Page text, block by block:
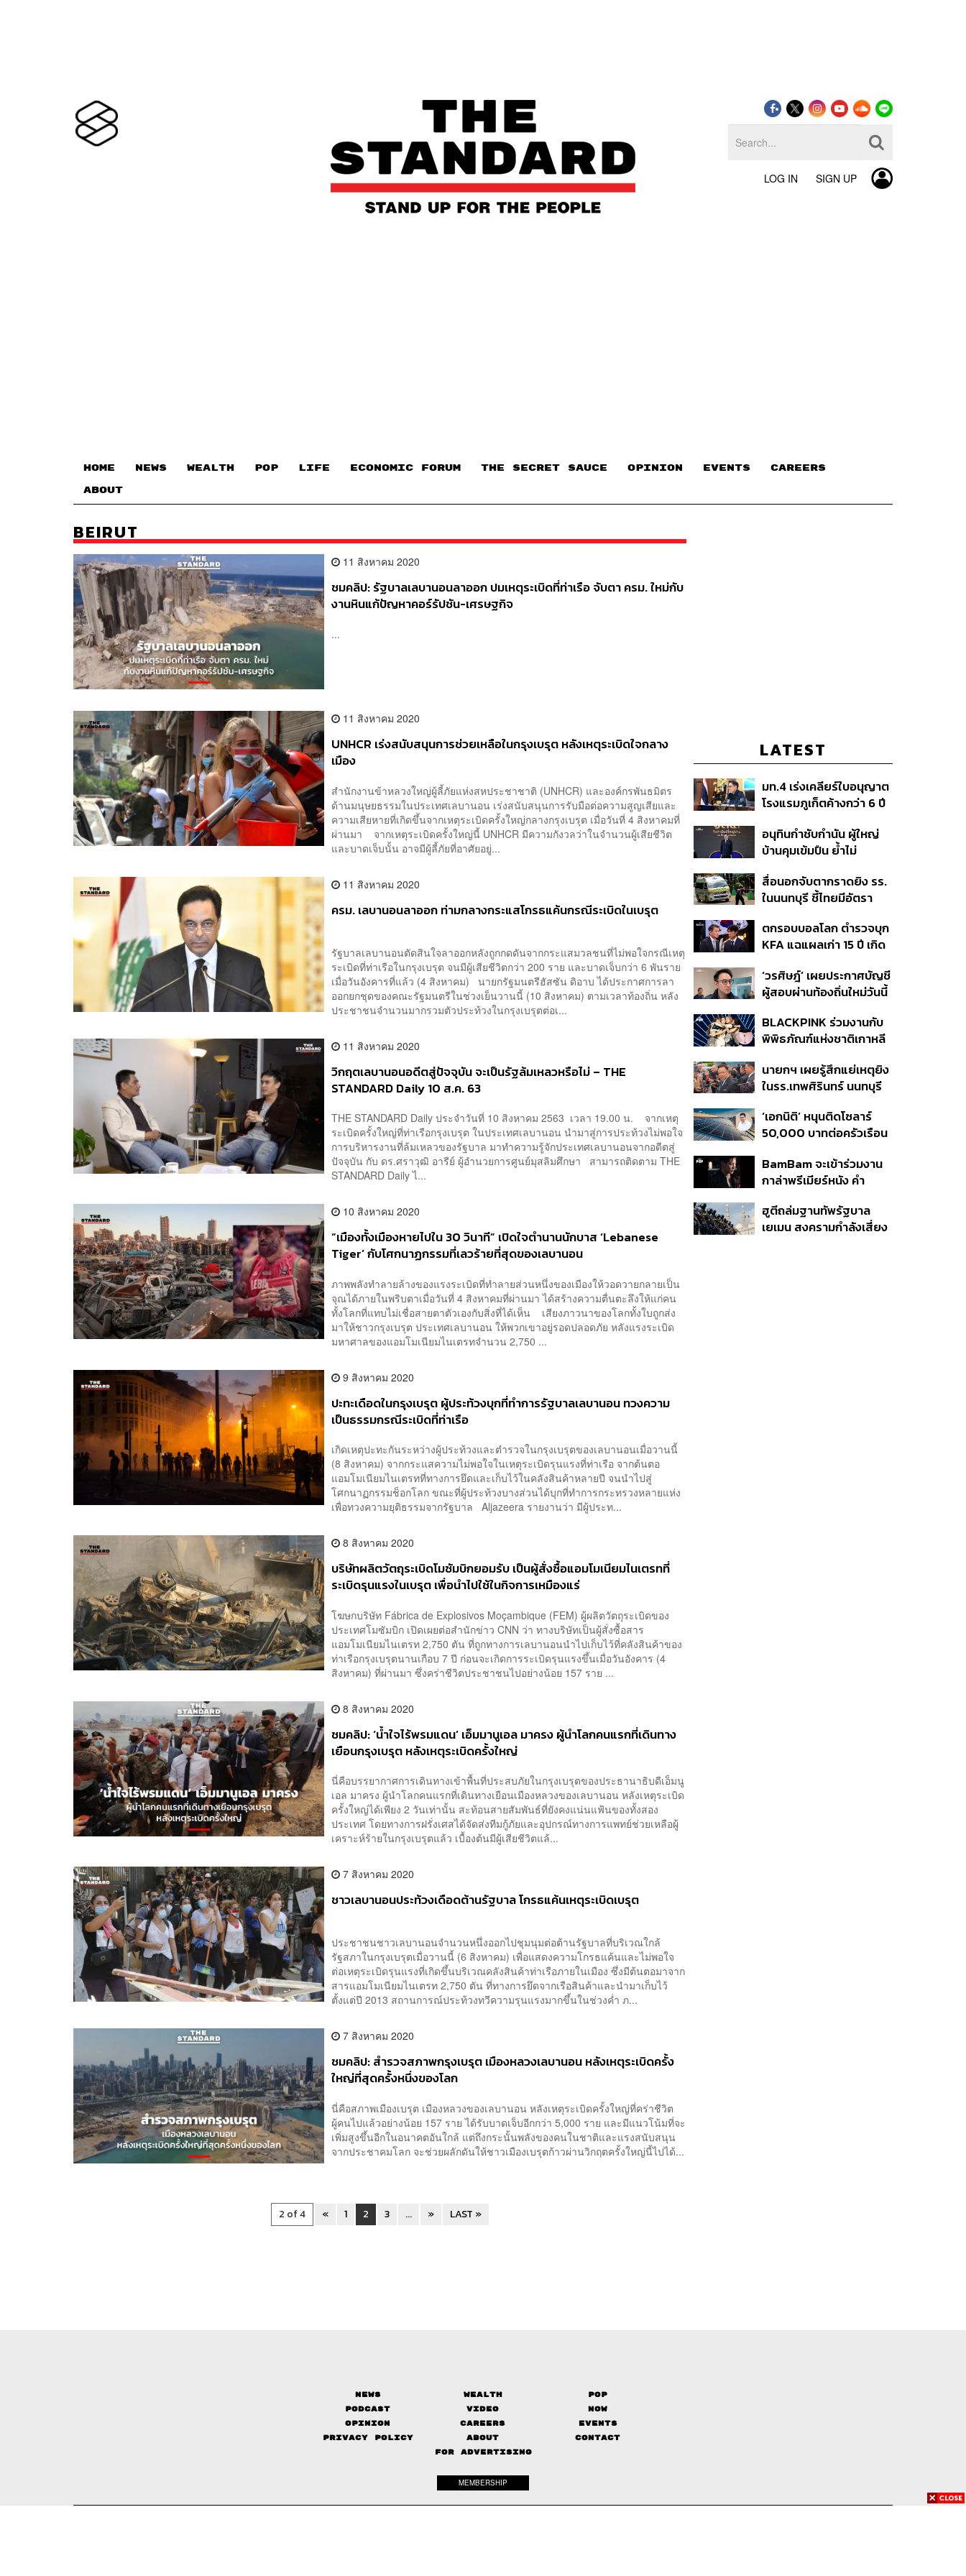
LOG IN SIGN UP
HOME NEWS WEALTH POP LIFE ECONOMIC FORUM THE SECRET SAUCE​ OPINION EVENTS CAREERS
ABOUT
BEIRUT
11 สิงหาคม 2020
ชมคลิป: รัฐบาลเลบานอนลาออก ปมเหตุระเบิดที่ท่าเรือ จับตา ครม. ใหม่กับ
งานหินแก้ปัญหาคอร์รัปชัน-เศรษฐกิจ
...
11 สิงหาคม 2020
UNHCR เร่งสนับสนุนการช่วยเหลือในกรุงเบรุต หลังเหตุระเบิดใจกลาง
เมือง
สำนักงานข้าหลวงใหญ่ผู้ลี้ภัยแห่งสหประชาชาติ (UNHCR) และองค์กรพันธมิตร
ด้านมนุษยธรรมในประเทศเลบานอน เร่งสนับสนุนการรับมือต่อความสูญเสียและ
ความเสียหายที่เกิดขึ้นจากเหตุระเบิดครั้งใหญ่กลางกรุงเบรุต เมื่อวันที่ 4 สิงหาคมที่
ผ่านมา จากเหตุระเบิดครั้งใหญ่นี้ UNHCR มีความกังวลว่าในจำนวนผู้เสียชีวิต
และบาดเจ็บนั้น อาจมีผู้ลี้ภัยที่อาศัยอยู่...
11 สิงหาคม 2020
ครม. เลบานอนลาออก ท่ามกลางกระแสโกรธแค้นกรณีระเบิดในเบรุต
รัฐบาลเลบานอนตัดสินใจลาออกหลังถูกกดดันจากกระแสมวลชนที่ไม่พอใจกรณีเหตุ
ระเบิดที่ท่าเรือในกรุงเบรุต จนมีผู้เสียชีวิตกว่า 200 ราย และบาดเจ็บกว่า 6 พันราย
เมื่อวันอังคารที่แล้ว (4 สิงหาคม) นายกรัฐมนตรีฮัสซัน ดิอาบ ได้ประกาศการลา
ออกยกชุดของคณะรัฐมนตรีในช่วงเย็นวานนี้ (10 สิงหาคม) ตามเวลาท้องถิ่น หลัง
ประชาชนจำนวนมากรวมตัวประท้วงในกรุงเบรุตต่อเ...
11 สิงหาคม 2020
วิกฤตเลบานอนอดีตสู่ปัจจุบัน จะเป็นรัฐล้มเหลวหรือไม่ – THE
STANDARD Daily 10 ส.ค. 63
THE STANDARD Daily ประจำวันที่ 10 สิงหาคม 2563 เวลา 19.00 น. จากเหตุ
ระเบิดครั้งใหญ่ที่ท่าเรือกรุงเบรุต ในประเทศเลบานอน นำมาสู่การประท้วงไม่พอใจ
การบริหารงานที่ล้มเหลวของรัฐบาล มาทำความรู้จักประเทศเลบานอนจากอดีตสู่
ปัจจุบัน กับ ดร.ศราวุฒิ อารีย์ ผู้อำนวยการศูนย์มุสลิมศึกษา สามารถติดตาม THE
STANDARD Daily ไ...
10 สิงหาคม 2020
“เมืองทั้งเมืองหายไปใน 30 วินาที” เปิดใจตำนานนักบาส ‘Lebanese
Tiger’ กับโศกนาฏกรรมที่เลวร้ายที่สุดของเลบานอน
ภาพพลังทำลายล้างของแรงระเบิดที่ทำลายส่วนหนึ่งของเมืองให้วอดวายกลายเป็น
จุณได้ภายในพริบตาเมื่อวันที่ 4 สิงหาคมที่ผ่านมา ได้สร้างความตื่นตะลึงให้แก่คน
ทั้งโลกที่แทบไม่เชื่อสายตาตัวเองกับสิ่งที่ได้เห็น เสียงภาวนาของโลกทั้งใบถูกส่ง
มาให้ชาวกรุงเบรุต ประเทศเลบานอน ให้พวกเขาอยู่รอดปลอดภัย หลังแรงระเบิด
มหาศาลของแอมโมเนียมไนเตรทจำนวน 2,750 ...
9 สิงหาคม 2020
ปะทะเดือดในกรุงเบรุต ผู้ประท้วงบุกที่ทำการรัฐบาลเลบานอน ทวงความ
เป็นธรรมกรณีระเบิดที่ท่าเรือ
เกิดเหตุปะทะกันระหว่างผู้ประท้วงและตำรวจในกรุงเบรุตของเลบานอนเมื่อวานนี้
(8 สิงหาคม) จากกระแสความไม่พอใจในเหตุระเบิดรุนแรงที่ท่าเรือ จากต้นตอ
แอมโมเนียมไนเตรทที่ทางการยึดและเก็บไว้ในคลังสินค้าหลายปี จนนำไปสู่
โศกนาฏกรรมช็อกโลก ขณะที่ผู้ประท้วงบางส่วนได้บุกที่ทำการกระทรวงหลายแห่ง
เพื่อทวงความยุติธรรมจากรัฐบาล Aljazeera รายงานว่า มีผู้ประท...
8 สิงหาคม 2020
บริษัทผลิตวัตถุระเบิดโมซัมบิกยอมรับ เป็นผู้สั่งซื้อแอมโมเนียมไนเตรทที่
ระเบิดรุนแรงในเบรุต เพื่อนำไปใช้ในกิจการเหมืองแร่
โฆษกบริษัท Fábrica de Explosivos Moçambique (FEM) ผู้ผลิตวัตถุระเบิดของ
ประเทศโมซัมบิก เปิดเผยต่อสำนักข่าว CNN ว่า ทางบริษัทเป็นผู้สั่งซื้อสาร
แอมโมเนียมไนเตรท 2,750 ตัน ที่ถูกทางการเลบานอนนำไปเก็บไว้ที่คลังสินค้าของ
ท่าเรือกรุงเบรุตนานเกือบ 7 ปี ก่อนจะเกิดการระเบิดรุนแรงขึ้นเมื่อวันอังคาร (4
สิงหาคม) ที่ผ่านมา ซึ่งคร่าชีวิตประชาชนไปอย่างน้อย 157 ราย ...
8 สิงหาคม 2020
ชมคลิป: ‘น้ำใจไร้พรมแดน’ เอ็มมานูเอล มาครง ผู้นำโลกคนแรกที่เดินทาง
เยือนกรุงเบรุต หลังเหตุระเบิดครั้งใหญ่
นี่คือบรรยากาศการเดินทางเข้าพื้นที่ประสบภัยในกรุงเบรุตของประธานาธิบดีเอ็มนู
เอล มาครง ผู้นำโลกคนแรกที่เดินทางเยือนเมืองหลวงของเลบานอน หลังเหตุระเบิด
ครั้งใหญ่ได้เพียง 2 วันเท่านั้น สะท้อนสายสัมพันธ์ที่ยังคงแน่นแฟ้นของทั้งสอง
ประเทศ โดยทางการฝรั่งเศสได้จัดส่งทีมกู้ภัยและอุปกรณ์ทางการแพทย์ช่วยเหลือผู้
เคราะห์ร้ายในกรุงเบรุตแล้ว เบื้องต้นมีผู้เสียชีวิตแล้...
7 สิงหาคม 2020
ชาวเลบานอนประท้วงเดือดต้านรัฐบาล โกรธแค้นเหตุระเบิดเบรุต
ประชาชนชาวเลบานอนจำนวนหนึ่งออกไปชุมนุมต่อต้านรัฐบาลที่บริเวณใกล้
รัฐสภาในกรุงเบรุตเมื่อวานนี้ (6 สิงหาคม) เพื่อแสดงความโกรธแค้นและไม่พอใจ
ต่อเหตุระเบิดรุนแรงที่เกิดขึ้นบริเวณคลังสินค้าท่าเรือภายในเมือง ซึ่งมีต้นตอมาจาก
สารแอมโมเนียมไนเตรท 2,750 ตัน ที่ทางการยึดจากเรือสินค้าและนำมาเก็บไว้
ตั้งแต่ปี 2013 สถานการณ์ประท้วงทวีความรุนแรงมากขึ้นในช่วงค่ำ ภ...
7 สิงหาคม 2020
ชมคลิป: สำรวจสภาพกรุงเบรุต เมืองหลวงเลบานอน หลังเหตุระเบิดครั้ง
ใหญ่ที่สุดครั้งหนึ่งของโลก
นี่คือสภาพเมืองเบรุต เมืองหลวงของเลบานอน หลังเหตุระเบิดครั้งใหญ่ที่คร่าชีวิต
ผู้คนไปแล้วอย่างน้อย 157 ราย ได้รับบาดเจ็บอีกกว่า 5,000 ราย และมีแนวโน้มที่จะ
เพิ่มสูงขึ้นอีกในอนาคตอันใกล้ แต่ถึงกระนั้นพลังของคนในชาติและแรงสนับสนุน
จากประชาคมโลก จะช่วยผลักดันให้ชาวเมืองเบรุตก้าวผ่านวิกฤตครั้งใหญ่นี้ไปได้...
2 of 4 « 1 2 3 ... » LAST »
LATEST
มท.4 เร่งเคลียร์ใบอนุญาต
โรงแรมภูเก็ตค้างกว่า 6 ปี
โมเดลแก้ทั้งประเทศ
อนุทินกำชับกำนัน ผู้ใหญ่
บ้านคุมเข้มปืน ย้ำไม่
หน้าที่พกปืนออกนอก
เคหสถาน หวั่นพฤติกรรม
เกิดเหตุ
สื่อนอกจับตากราดยิง รร.
ในนนทบุรี ชี้ไทยมีอัตรา
ต้นของภูมิภาค
ตกรอบบอลโลก ตำรวจบุก
KFA แฉแผลเก่า 15 ปี เกิด
เกาหลีใต้?
‘วรศิษฎ์’ เผยประกาศบัญชี
ผู้สอบผ่านท้องถิ่นใหม่วันนี้
5,925 ราย เริ่ม ต.ค.
BLACKPINK ร่วมงานกับ
พิพิธภัณฑ์แห่งชาติเกาหลี
10 ปีการเดบิวต์
นายกฯ เผยรู้สึกแย่เหตุยิง
ในรร.เทพศิรินทร์ นนทบุรี
เหตุรัฐไม่ต่อใบอนุญาตพก
พา-ครอบครองปืน
‘เอกนิติ’ หนุนติดโซลาร์
50,000 บาทต่อครัวเรือน
ปล่อยกู้ดอกเบี้ยต่ำ เร่ง
ออกโครงการภายใน 1
BamBam จะเข้าร่วมงาน
กาล่าพรีเมียร์หนัง คำ
ฮูตีถล่มฐานทัพรัฐบาล
เยเมน สงครามกำลังเสี่ยง
News Wealth
Pop
Podcast
Video
Now
Opinion
Careers
Events
Privacy Policy
About
Contact
FOR ADVERTISING
MEMBERSHIP